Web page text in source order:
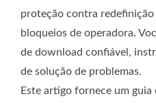
proteção contra redefinição
bloqueios de operadora.
de download confiável,
de solução de problemas.
Este artigo fornece um